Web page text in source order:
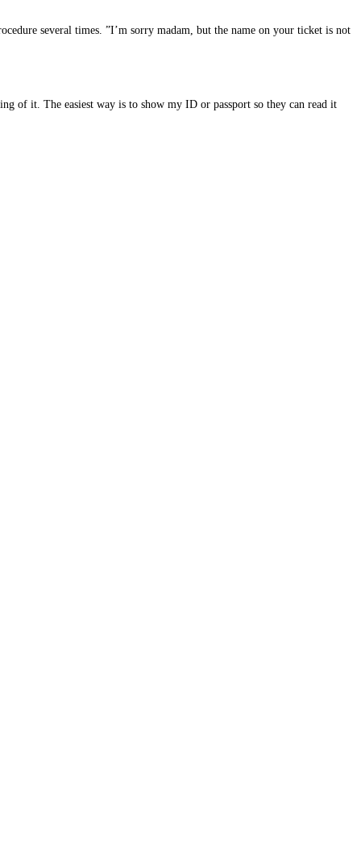
several times. ”I’m sorry madam, but the name on your ticket is not
of it. The easiest way is to show my ID or passport so they can read it